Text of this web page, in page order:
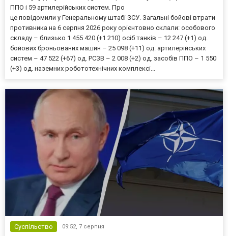
ППО і 59 артилерійських систем. Про
це повідомили у Генеральному штабі ЗСУ. Загальні бойові втрати
противника на 6 серпня 2026 року орієнтовно склали: особового
складу – близько 1 455 420 (+1 210) осіб танків – 12 247 (+1) од.
бойових броньованих машин – 25 098 (+11) од. артилерійських
систем – 47 522 (+67) од. РСЗВ – 2 008 (+2) од. засобів ППО – 1 550
(+3) од. наземних робототехнічних комплексі...
Суспільство 09:52, 7 серпня